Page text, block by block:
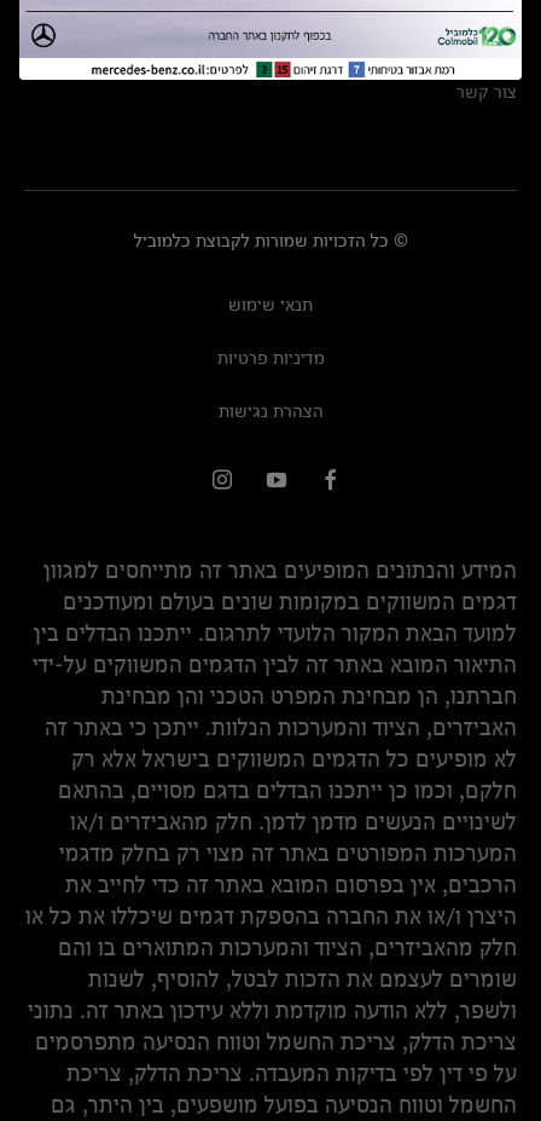
אולמות תצוגה
מרכזי שירות
צור קשר
© כל הזכויות שמורות לקבוצת כלמוביל
תנאי שימוש
מדיניות פרטיות
הצהרת נגישות
המידע והנתונים המופיעים באתר זה מתייחסים למגוון
דגמים המשווקים במקומות שונים בעולם ומעודכנים
למועד הבאת המקור הלועדי לתרגום. ייתכנו הבדלים בין
התיאור המובא באתר זה לבין הדגמים המשווקים על-ידי
חברתנו, הן מבחינת המפרט הטכני והן מבחינת
האביזרים, הציוד והמערכות הנלוות. ייתכן כי באתר זה
לא מופיעים כל הדגמים המשווקים בישראל אלא רק
חלקם, וכמו כן ייתכנו הבדלים בדגם מסויים, בהתאם
לשינויים הנעשים מדמן לדמן. חלק מהאביזרים ו/או
המערכות המפורטים באתר זה מצוי רק בחלק מדגמי
הרכבים, אין בפרסום המובא באתר זה כדי לחייב את
היצרן ו/או את החברה בהספקת דגמים שיכללו את כל או
חלק מהאביזרים, הציוד והמערכות המתוארים בו והם
שומרים לעצמם את הזכות לבטל, להוסיף, לשנות
ולשפר, ללא הודעה מוקדמת וללא עידכון באתר זה. נתוני
צריכת הדלק, צריכת החשמל וטווח הנסיעה מתפרסמים
על פי דין לפי בדיקות המעבדה. צריכת הדלק, צריכת
החשמל וטווח הנסיעה בפועל מושפעים, בין היתר, גם